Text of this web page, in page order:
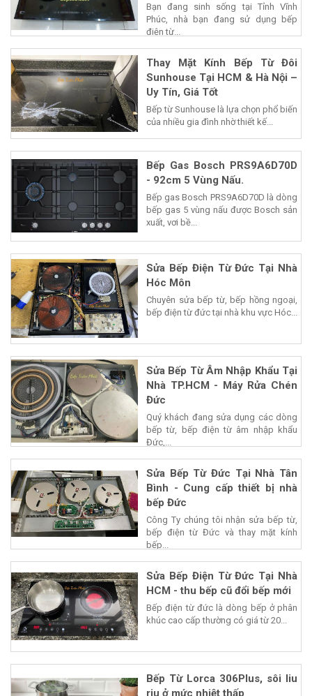
Bạn đang sinh sống tại Tỉnh Vĩnh
Phúc, nhà bạn đang sử dụng bếp
điện từ...
Thay Mặt Kính Bếp Từ Đôi
Sunhouse Tại HCM & Hà Nội –
Uy Tín, Giá Tốt
Bếp từ Sunhouse là lựa chọn phổ biến
của nhiều gia đình nhờ thiết kế...
Bếp Gas Bosch PRS9A6D70D
- 92cm 5 Vùng Nấu.
Bếp gas Bosch PRS9A6D70D là dòng
bếp gas 5 vùng nấu được Bosch sản
xuất, vơi bề...
Sửa Bếp Điện Từ Đức Tại Nhà
Hóc Môn
Chuyên sửa bếp từ, bếp hồng ngoại,
bếp điện từ đức tại nhà khu vực Hóc...
Sửa Bếp Từ Âm Nhập Khẩu Tại
Nhà TP.HCM - Máy Rửa Chén
Đức
Quý khách đang sửa dụng các dòng
bếp từ, bếp điện từ âm nhập khẩu
Đức,...
Sửa Bếp Từ Đức Tại Nhà Tân
Bình - Cung cấp thiết bị nhà
bếp Đức
Công Ty chúng tôi nhận sửa bếp từ,
bếp điện từ Đức và thay mặt kính
bếp...
Sửa Bếp Điện Từ Đức Tại Nhà
HCM - thu bếp cũ đổi bếp mới
Bếp điện từ đức là dòng bếp ở phân
khúc cao cấp thường có giá từ 20...
Bếp Từ Lorca 306Plus, sôi liu
riu ở mức nhiệt thấp